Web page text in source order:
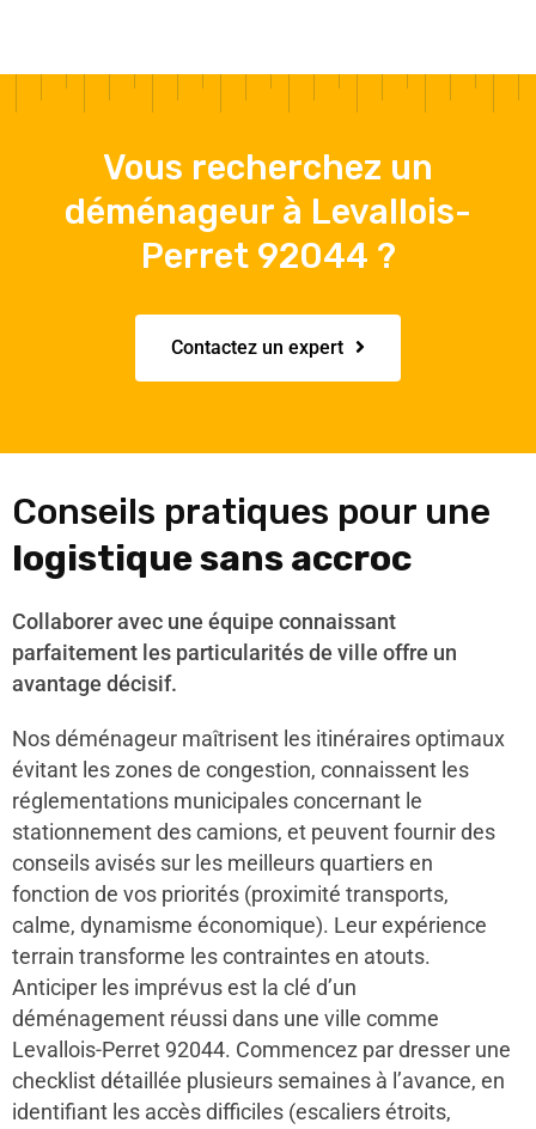
Vous recherchez un
déménageur à Levallois-
Perret 92044 ?
Contactez un expert
Conseils pratiques pour une
logistique sans accroc
Collaborer avec une équipe connaissant
parfaitement les particularités de ville offre un
avantage décisif.
Nos déménageur maîtrisent les itinéraires optimaux
évitant les zones de congestion, connaissent les
réglementations municipales concernant le
stationnement des camions, et peuvent fournir des
conseils avisés sur les meilleurs quartiers en
fonction de vos priorités (proximité transports,
calme, dynamisme économique). Leur expérience
terrain transforme les contraintes en atouts.
Anticiper les imprévus est la clé d’un
déménagement réussi dans une ville comme
Levallois-Perret 92044. Commencez par dresser une
checklist détaillée plusieurs semaines à l’avance, en
identifiant les accès difficiles (escaliers étroits,